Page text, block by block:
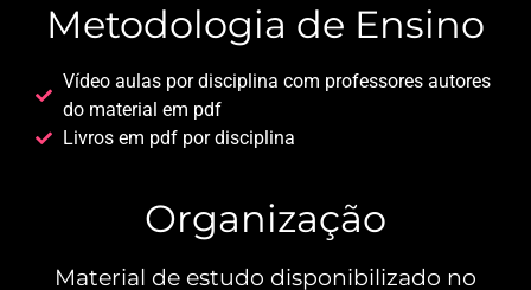
Metodologia de Ensino
Vídeo aulas por disciplina com professores autores
do material em pdf
Livros em pdf por disciplina
Organização
Material de estudo disponibilizado no